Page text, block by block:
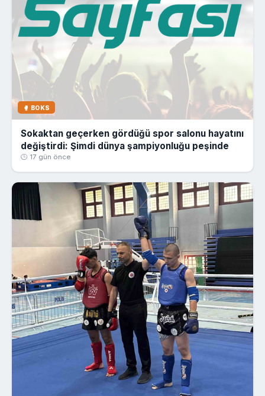
🥊 BOKS
Sokaktan geçerken gördüğü spor salonu hayatını
değiştirdi: Şimdi dünya şampiyonluğu peşinde
🕒 17 gün önce